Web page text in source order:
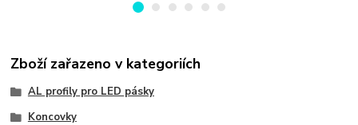
Zboží zařazeno v kategoriích
AL profily pro LED pásky
Koncovky